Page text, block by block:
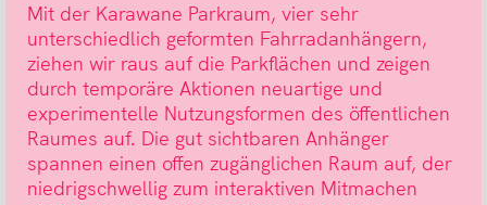
Mit der Karawane Parkraum, vier sehr
unterschiedlich geformten Fahrradanhängern,
ziehen wir raus auf die Parkflächen und zeigen
durch temporäre Aktionen neuartige und
experimentelle Nutzungsformen des öffentlichen
Raumes auf. Die gut sichtbaren Anhänger
spannen einen offen zugänglichen Raum auf, der
niedrigschwellig zum interaktiven Mitmachen